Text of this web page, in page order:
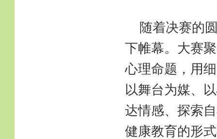
随着决赛的
下帷幕。大赛
心理命题，用
以舞台为媒、
达情感、探索
健康教育的形